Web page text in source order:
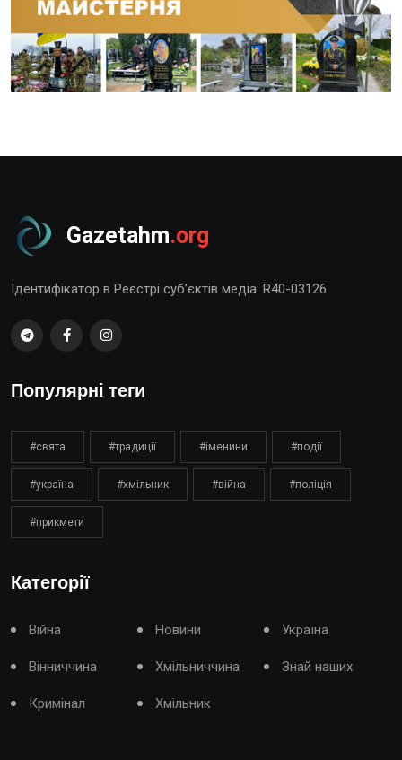
Gazetahm.org
Ідентифікатор в Реєстрі суб’єктів медіа: R40-03126
Популярні теги
#свята #традиції #іменини #події
#україна #хмільник #війна #поліція
#прикмети
Категорії
Війна Новини Україна
Вінниччина Хмільниччина Знай наших
Кримінал Хмільник